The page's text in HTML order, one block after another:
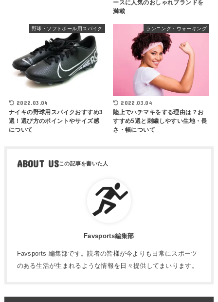
ースに人気のおしゃれブランドを
満載
野球・ソフトボール用スパイク
2022.03.04
ナイキの野球用スパイクおすすめ3
選！選び方のポイントやサイズ感
について
ランニング・ウォーキング
2022.03.04
陸上でハチマキをする理由は？お
すすめ5選と刺繍しやすい生地・長
さ・幅について
ABOUT US
Favsports編集部
Favsports 編集部です。読者の皆様が今よりも日常にスポーツ
のある生活が生まれるような情報を日々提供してまいります。